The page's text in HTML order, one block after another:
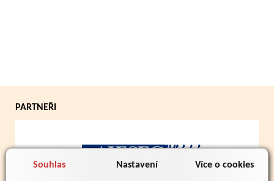
Souhlas Nastavení Více o cookies
PARTNEŘI